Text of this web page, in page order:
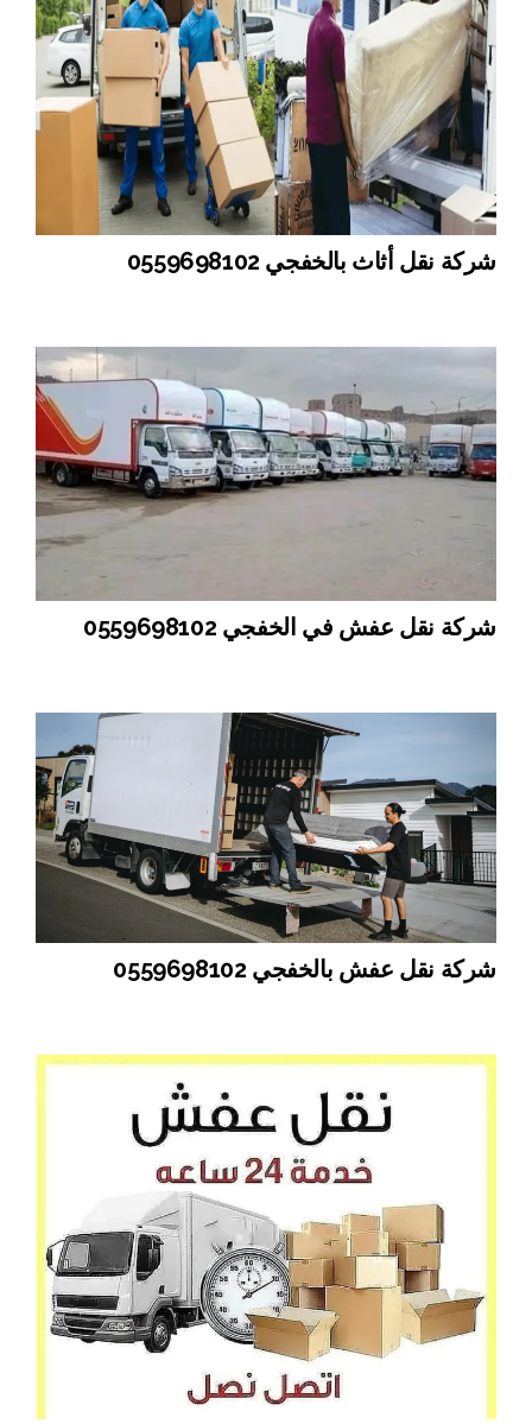
شركة نقل أثاث بالخفجي 0559698102
شركة نقل عفش في الخفجي 0559698102
شركة نقل عفش بالخفجي 0559698102